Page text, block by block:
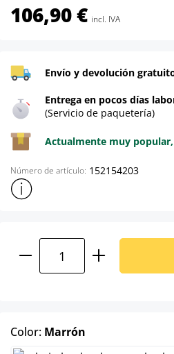
106,90 € incl. IVA
Envío y devolución
Entrega en pocos días
(Servicio de paquetería)
Actualmente muy
Número de artículo: 152154203
Mostrar más información sobre el
Cantidad del
Color: Marrón